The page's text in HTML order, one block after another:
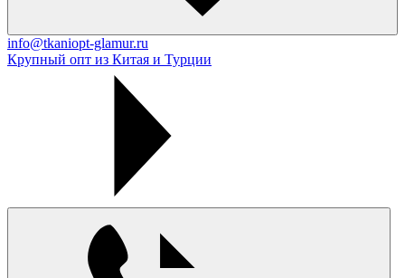
info@tkaniopt-glamur.ru
Крупный опт из Китая и Турции